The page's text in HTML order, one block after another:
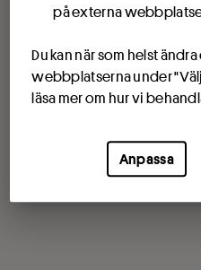
på externa
Du kan när som helst
webbplatserna under
läsa mer om hur vi
Anpassa